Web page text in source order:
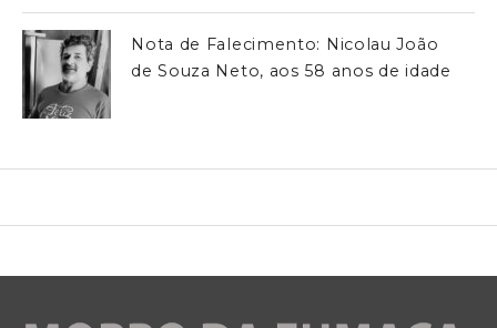
Nota de Falecimento: Nicolau João
de Souza Neto, aos 58 anos de idade